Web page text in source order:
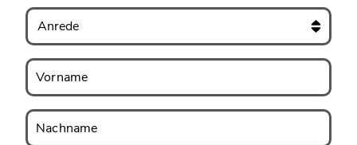
Anrede
Vorname
Vorname
Nachname
Nachname